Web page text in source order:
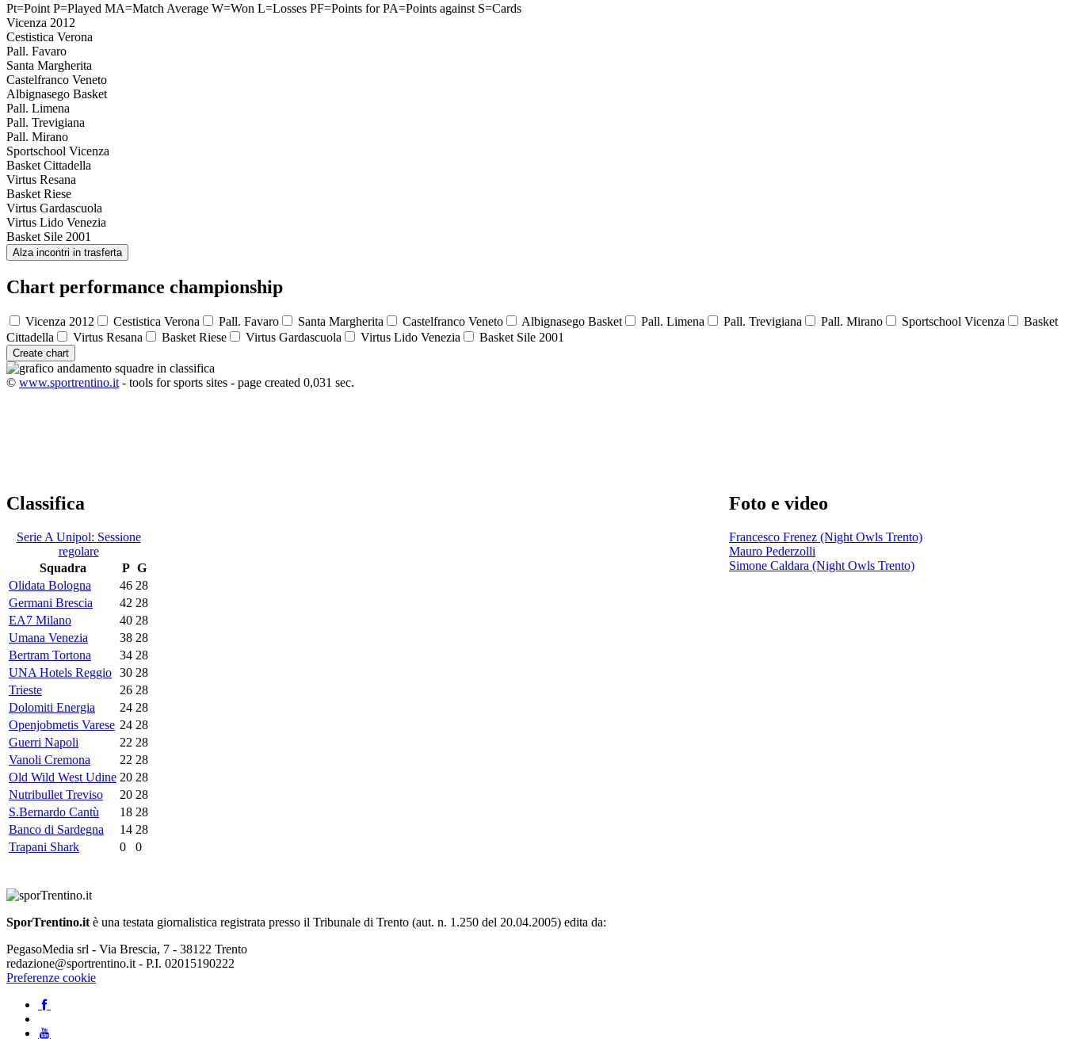
Pt=Point P=Played MA=Match Average W=Won L=Losses PF=Points for PA=Points against S=Cards
Vicenza 2012
Cestistica Verona
Pall. Favaro
Santa Margherita
Castelfranco Veneto
Albignasego Basket
Pall. Limena
Pall. Trevigiana
Pall. Mirano
Sportschool Vicenza
Basket Cittadella
Virtus Resana
Basket Riese
Virtus Gardascuola
Virtus Lido Venezia
Basket Sile 2001
Alza incontri in trasferta
Chart performance championship
Vicenza 2012 Cestistica Verona Pall. Favaro Santa Margherita Castelfranco Veneto Albignasego Basket Pall. Limena Pall. Trevigiana Pall. Mirano Sportschool Vicenza
Basket
Cittadella
Virtus Resana Basket Riese Virtus Gardascuola Virtus Lido Venezia Basket Sile 2001
Create chart
© www.sportrentino.it- tools for sports sites - page created 0,031 sec.
Classifica
Serie A Unipol: Sessione
regolare
Squadra
P G
Olidata Bologna
46 28
Germani Brescia
42 28
EA7 Milano
40 28
Umana Venezia
38 28
Bertram Tortona
34 28
UNA Hotels Reggio 30 28
Trieste
26 28
Dolomiti Energia
24 28
Openjobmetis Varese 24 28
Guerri Napoli
22 28
Vanoli Cremona
22 28
Old Wild West Udine 20 28
Nutribullet Treviso
20 28
S.Bernardo Cantù
18 28
Banco di Sardegna
14 28
Trapani Shark
0 0
Foto e video
Francesco Frenez (Night Owls Trento)
Mauro Pederzolli
Simone Caldara (Night Owls Trento)
SporTrentino.it è una testata giornalistica registrata presso il Tribunale di Trento (aut. n. 1.250 del 20.04.2005) edita da:
PegasoMedia srl - Via Brescia, 7 - 38122 Trento
redazione@sportrentino.it - P.I. 02015190222
Preferenze cookie